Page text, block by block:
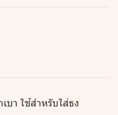
บา ใช้สำหรับใส่ธง